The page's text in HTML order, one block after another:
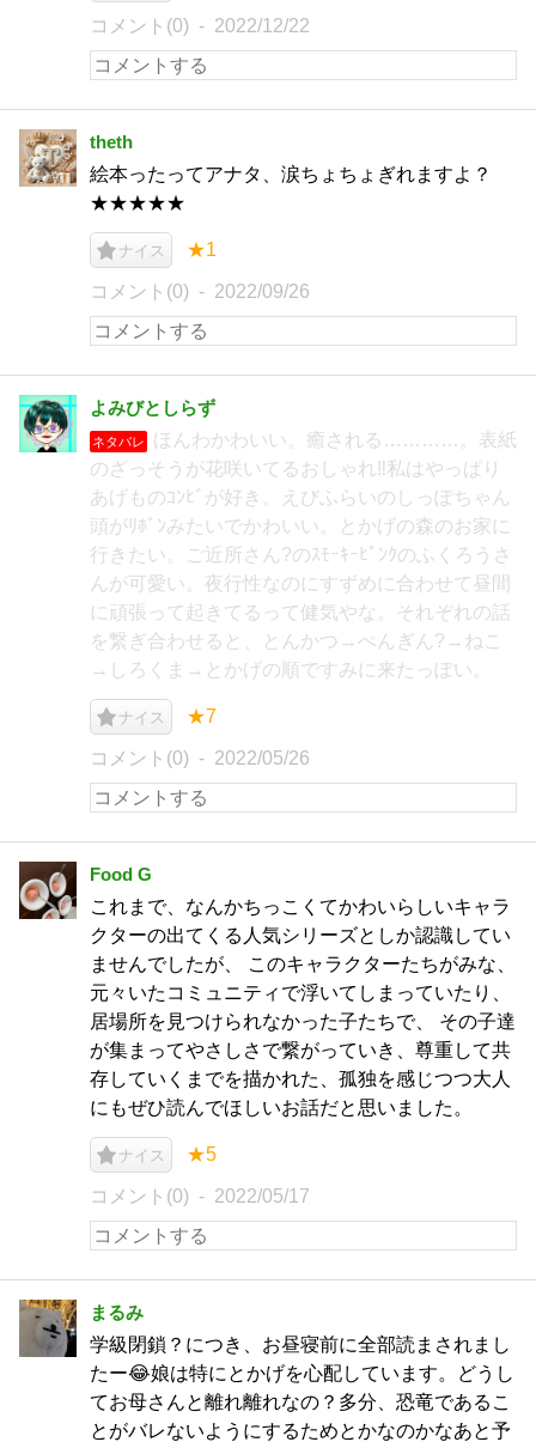
コメント(0) 2022/12/22
theth
絵本ったってアナタ、涙ちょちょぎれますよ？
★★★★★
ナイス ★1
コメント(0) 2022/09/26
よみびとしらず
ネタバレ
ほんわかわいい。癒される…………。表紙
のざっそうが花咲いてるおしゃれ‼私はやっぱり
あげものｺﾝﾋﾞが好き。えびふらいのしっぽちゃん
頭がﾘﾎﾞﾝみたいでかわいい。とかげの森のお家に
行きたい。ご近所さん?のｽﾓｰｷｰﾋﾟﾝｸのふくろうさ
んが可愛い。夜行性なのにすずめに合わせて昼間
に頑張って起きてるって健気やな。それぞれの話
を繋ぎ合わせると、とんかつ→ぺんぎん?→ねこ
→しろくま→とかげの順ですみに来たっぽい。
ナイス ★7
コメント(0) 2022/05/26
Food G
これまで、なんかちっこくてかわいらしいキャラ
クターの出てくる人気シリーズとしか認識してい
ませんでしたが、 このキャラクターたちがみな、
元々いたコミュニティで浮いてしまっていたり、
居場所を見つけられなかった子たちで、 その子達
が集まってやさしさで繋がっていき、尊重して共
存していくまでを描かれた、孤独を感じつつ大人
にもぜひ読んでほしいお話だと思いました。
ナイス ★5
コメント(0) 2022/05/17
まるみ
学級閉鎖？につき、お昼寝前に全部読まされまし
たー😂娘は特にとかげを心配しています。どうし
てお母さんと離れ離れなの？多分、恐竜であるこ
とがバレないようにするためとかなのかなあと予